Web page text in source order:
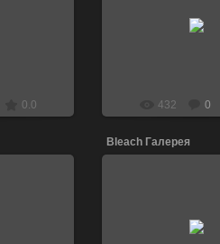
0.0 432 0
Bleach Галерея